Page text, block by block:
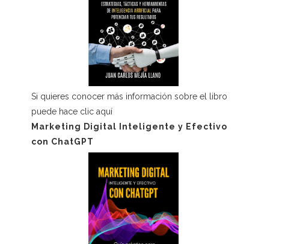
Si quieres conocer más información sobre el libro
puede hace clic aquí
Marketing Digital Inteligente y Efectivo
con ChatGPT